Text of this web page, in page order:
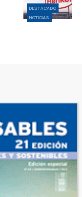
DESTACADO
NOTICIAS